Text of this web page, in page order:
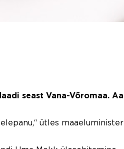
seast Vana-Võromaa.
ütles maaeluminister